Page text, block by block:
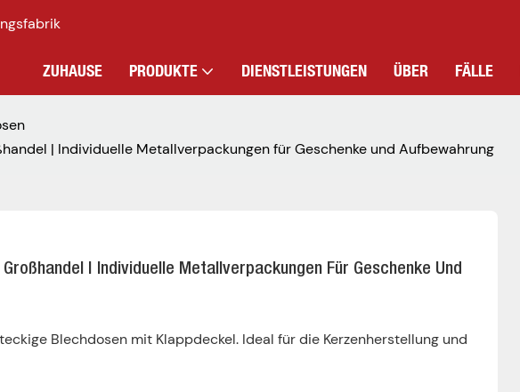
ZUHAUSE PRODUKTE DIENSTLEISTUNGEN ÜBER FÄLLE
| Individuelle Metallverpackungen für Geschenke und Aufbewahrung
| Individuelle Metallverpackungen Für Geschenke Und
Blechdosen mit Klappdeckel. Ideal für die Kerzenherstellung und